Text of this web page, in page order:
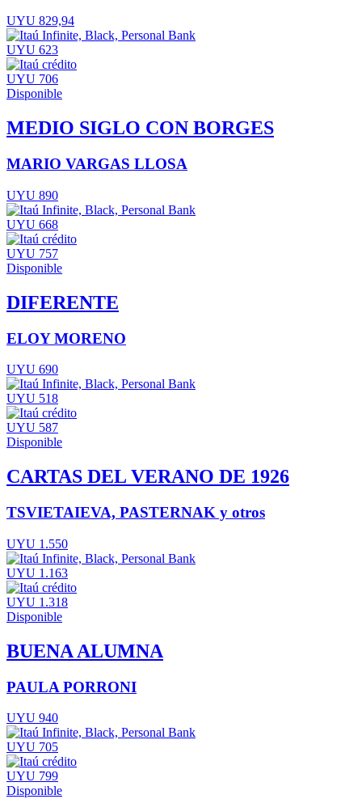
UYU 829,94
UYU 623
UYU 706
Disponible
MEDIO SIGLO CON BORGES
MARIO VARGAS LLOSA
UYU 890
UYU 668
UYU 757
Disponible
DIFERENTE
ELOY MORENO
UYU 690
UYU 518
UYU 587
Disponible
CARTAS DEL VERANO DE 1926
TSVIETAIEVA, PASTERNAK y otros
UYU 1.550
UYU 1.163
UYU 1.318
Disponible
BUENA ALUMNA
PAULA PORRONI
UYU 940
UYU 705
UYU 799
Disponible